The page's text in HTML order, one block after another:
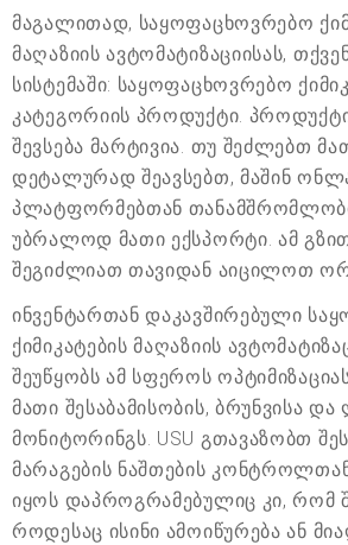
მაგალითად, საყოფაცხოვრებო
მაღაზიის ავტომატიზაციისას,
სისტემაში: საყოფაცხოვრებო
კატეგორიის პროდუქტი.
შევსება მარტივია. თუ შეძლებთ
დეტალურად შეავსებთ, მაშინ
პლატფორმებთან
უბრალოდ მათი ექსპორტი. ამ
შეგიძლიათ თავიდან აიცილოთ
ინვენტართან დაკავშირებული
ქიმიკატების მაღაზიის
შეუწყობს ამ სფეროს
მათი შესაბამისობის, ბრუნვისა
მონიტორინგს. USU გთავაზობთ
მარაგების ნაშთების
იყოს დაპროგრამებულიც კი, რომ
როდესაც ისინი ამოიწურება ან